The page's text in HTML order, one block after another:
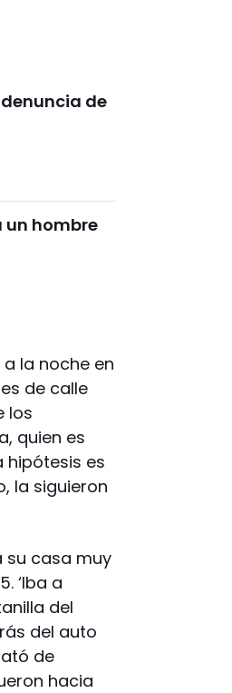
de
un hombre
la noche en
de calle
los
quien es
hipótesis es
la siguieron
su casa muy
‘Iba a
del
del auto
de
hacia